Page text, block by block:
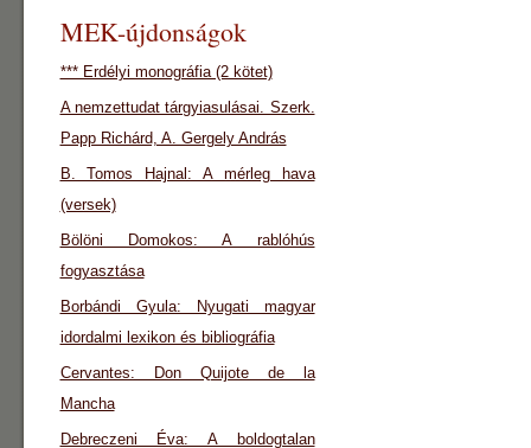
MEK-újdonságok
*** Erdélyi monográfia (2 kötet)
A nemzettudat tárgyiasulásai. Szerk.
Papp Richárd, A. Gergely András
B. Tomos Hajnal: A mérleg hava
(versek)
Bölöni Domokos: A rablóhús
fogyasztása
Borbándi Gyula: Nyugati magyar
idordalmi lexikon és bibliográfia
Cervantes: Don Quijote de la
Mancha
Debreczeni Éva: A boldogtalan